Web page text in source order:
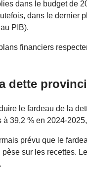
dans le budget
dans le
PIB).
financiers
dette
le fardeau de la
39,2 % en 2024-
prévu que le
sur les recettes.